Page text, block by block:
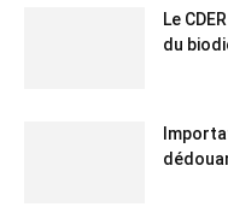
Le
du